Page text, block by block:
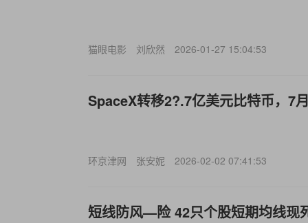
猫眼电影 刘欣然 2026-01-27 15:04:53
SpaceX转移2?.7亿美元比特币，7
环京津网 张安妮 2026-02-02 07:41:53
短线防风—险 42只个股短期均线现